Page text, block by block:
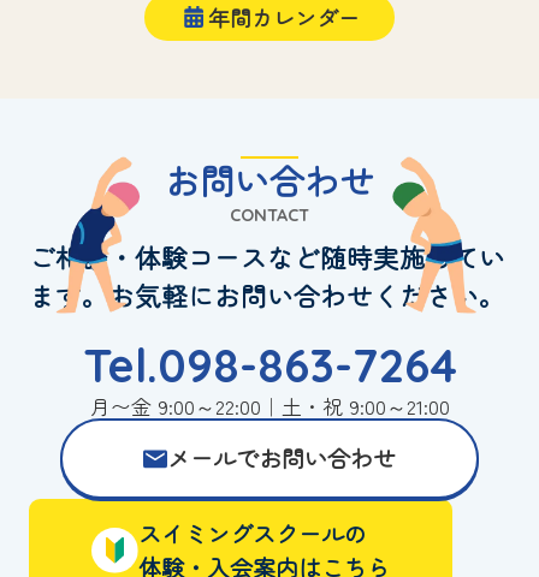
年間カレンダー
お問い合わせ
CONTACT
ご相談・体験コースなど随時実施してい
ます。お気軽にお問い合わせください。
Tel.098-863-7264
月〜金 9:00～22:00｜土・祝 9:00～21:00
メールでお問い合わせ
スイミングスクールの
体験・入会案内はこちら